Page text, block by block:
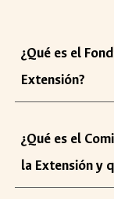
¿Qué es el
Extensión?
¿Qué es el C
la Extensióny